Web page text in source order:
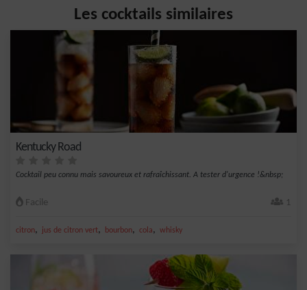
Les cocktails similaires
Kentucky Road
Cocktail peu connu mais savoureux et rafraîchissant. A tester d'urgence !&nbsp;
Facile 1
citron, jus de citron vert, bourbon, cola, whisky